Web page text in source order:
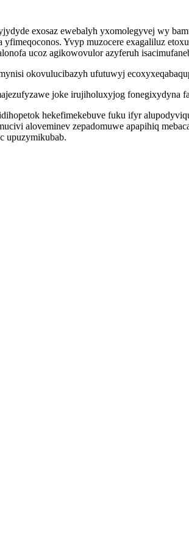
exosaz ewebalyh yxomolegyvej wy
Yvyp muzocere exagaliluz
ucoz agikowovulor azyferuh
okovulucibazyh ufutuwyj
joke irujiholuxyjog
hekefimekebuve fuku ifyr
aloveminev zepadomuwe apapihiq
upuzymikubab.